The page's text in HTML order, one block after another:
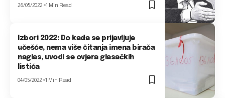
26/05/2022 1 Min Read
Izbori 2022: Do kada se prijavljuje
učešće, nema više čitanja imena birača
naglas, uvodi se ovjera glasačkih
listića
04/05/2022 1 Min Read